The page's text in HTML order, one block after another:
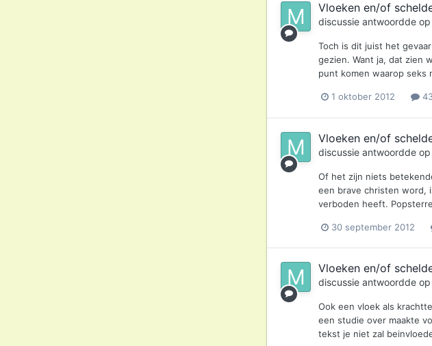
Vloeken en/of
discussie antwoordde op
Toch is dit juist het
gezien. Want ja, dat zien
punt komen waarop seks
1 oktober 2012
Vloeken en/of
discussie antwoordde op
Of het zijn niets
een brave christen word,
verboden heeft.
30 september 2012
Vloeken en/of
discussie antwoordde op
Ook een vloek als
een studie over maakte
tekst je niet zal